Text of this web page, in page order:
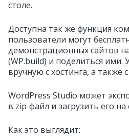
столе.
Доступна так же функция
пользователи могут
демонстрационных сайтов
(WP.build) и поделиться
вручную с хостинга, а также
WordPress Studio может
в zip‑файл и загрузить его на
Как это выглядит: